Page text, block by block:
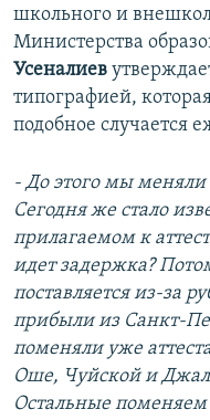
школьного и
Министерства
Усеналиев
типографией,
подобное случается
- До этого мы меняли
Сегодня же стало
прилагаемом к
идет задержка?
поставляется из-за
прибыли из Санкт-
поменяли уже
Оше, Чуйской и
Остальные поменяем